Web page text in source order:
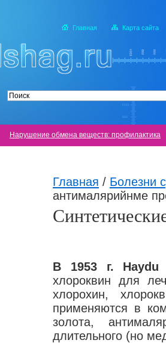
Главная Карта сайта
Нарушение обмена веществ: профилактика
Главная / Болезни
антималярийнме
В 1953 г.
хлороквин для
хлорохин,
применяются в
золота,
длительного (но